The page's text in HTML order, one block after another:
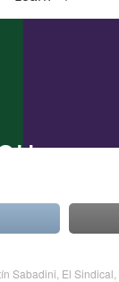
Sabadini El Sindical